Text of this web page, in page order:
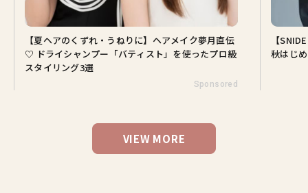
うねりに】ヘアメイク夢月直伝
「バティスト」を使ったプロ級
【SNIDEL】長濱ねるとロマンテ
秋はじめ｜2026秋の新作コーデ4
VIEW MORE